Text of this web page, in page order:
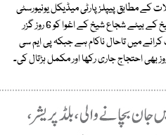
کے مطابق پیپلز پارٹی میڈیکل یونیورسٹی
نواب شاہ کے ڈین پروفیسر ڈاکٹر شمس شیخ کے بیٹے شجاع شیخ کے اغوا کو 6 روز گزر
میں تاحال ناکام ہے جبکہ پی ایم سی
بھی احتجاج جاری رکھا اور مکمل ہڑتال کی۔